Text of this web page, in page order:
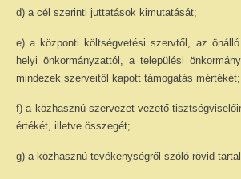
d) a cél szerinti juttatások kimutatását;
e) a központi költségvetési szervtől, az
helyi önkormányzattól, a települési
mindezek szerveitől kapott támogatás mértékét;
f) a közhasznú szervezet vezető
értékét, illetve összegét;
g) a közhasznú tevékenységről szóló rövid